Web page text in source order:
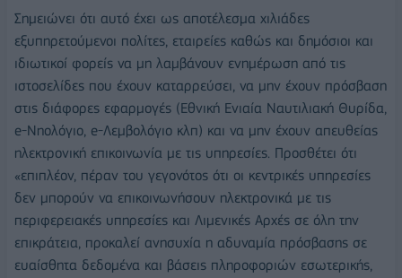
Σημειώνει ότι αυτό έχει ως αποτέλεσμα χιλιάδες
εξυπηρετούμενοι πολίτες, εταιρείες καθώς και δημόσιοι και
ιδιωτικοί φορείς να μη λαμβάνουν ενημέρωση από τις
ιστοσελίδες που έχουν καταρρεύσει, να μην έχουν πρόσβαση
στις διάφορες εφαρμογές (Εθνική Ενιαία Ναυτιλιακή Θυρίδα,
e-Νηολόγιο, e-Λεμβολόγιο κλπ) και να μην έχουν απευθείας
ηλεκτρονική επικοινωνία με τις υπηρεσίες. Προσθέτει ότι
«επιπλέον, πέραν του γεγονότος ότι οι κεντρικές υπηρεσίες
δεν μπορούν να επικοινωνήσουν ηλεκτρονικά με τις
περιφερειακές υπηρεσίες και Λιμενικές Αρχές σε όλη την
επικράτεια, προκαλεί ανησυχία η αδυναμία πρόσβασης σε
ευαίσθητα δεδομένα και βάσεις πληροφοριών εσωτερικής,